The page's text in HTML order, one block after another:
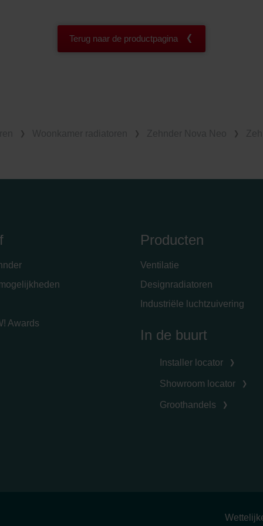
Terug naar de productpagina
Awards
Producten
Ventilatie
Designradiatoren
Industriële luchtzuivering
In de buurt
Installer locator
Showroom locator
Groothandels